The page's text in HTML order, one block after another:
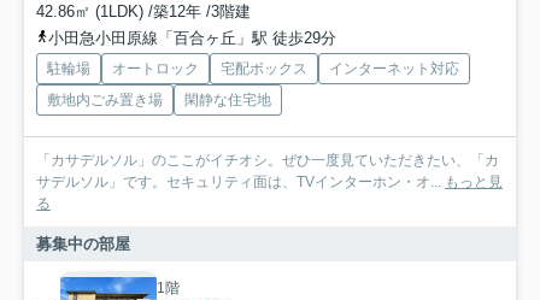
42.86㎡ (1LDK) /築12年 /3階建
小田急小田原線「百合ヶ丘」駅 徒歩29分
駐輪場 オートロック 宅配ボックス
インターネット対応
敷地内ごみ置き場
閑静な住宅地
「カサデルソル」のここがイチオシ。ぜひ一度見ていただきたい、「カ
サデルソル」です。セキュリティ面は、TVインターホン・オ... もっと見
る
募集中の部屋
1階